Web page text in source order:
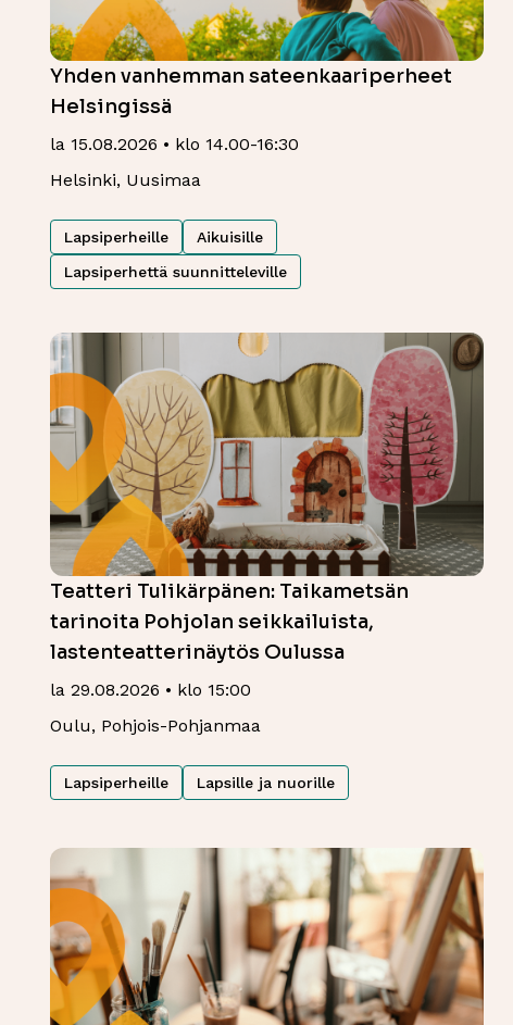
Yhden vanhemman sateenkaariperheet
Helsingissä
la 15.08.2026 • klo 14.00-16:30
Helsinki, Uusimaa
Lapsiperheille
Aikuisille
Lapsiperhettä suunnitteleville
Teatteri Tulikärpänen: Taikametsän
tarinoita Pohjolan seikkailuista,
lastenteatterinäytös Oulussa
la 29.08.2026 • klo 15:00
Oulu, Pohjois-Pohjanmaa
Lapsiperheille Lapsille ja nuorille